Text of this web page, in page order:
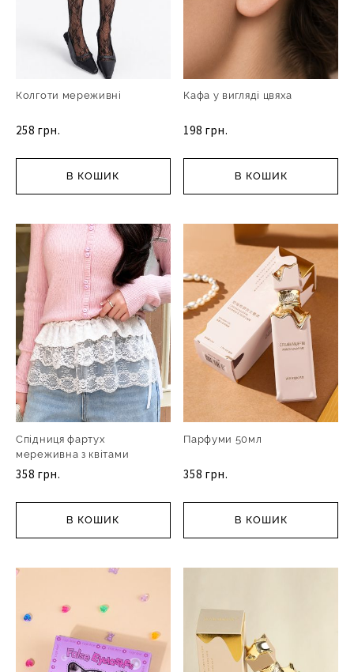
Колготи мереживні
258 грн.
В КОШИК
Кафа у вигляді цвяха
198 грн.
В КОШИК
Спідниця фартух
мереживна з квітами
358 грн.
В КОШИК
Парфуми 50мл
358 грн.
В КОШИК